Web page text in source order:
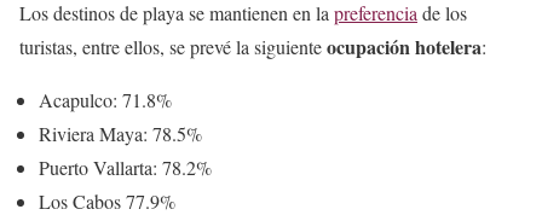
Los destinos de playa se mantienen en lapreferenciade los
turistas, entre ellos, se prevé la siguienteocupación hotelera:
Acapulco: 71.8%
Riviera Maya: 78.5%
Puerto Vallarta: 78.2%
Los Cabos 77.9%